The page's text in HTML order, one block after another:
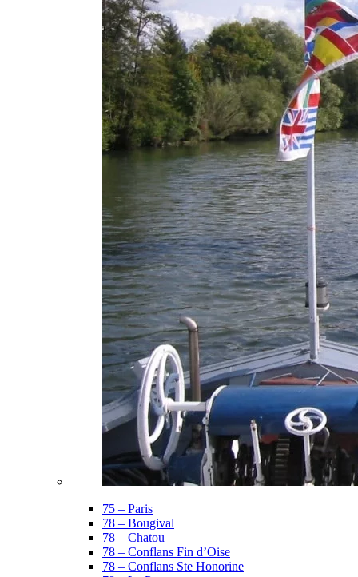
75 – Paris
78 – Bougival
78 – Chatou
78 – Conflans Fin d’Oise
78 – Conflans Ste Honorine